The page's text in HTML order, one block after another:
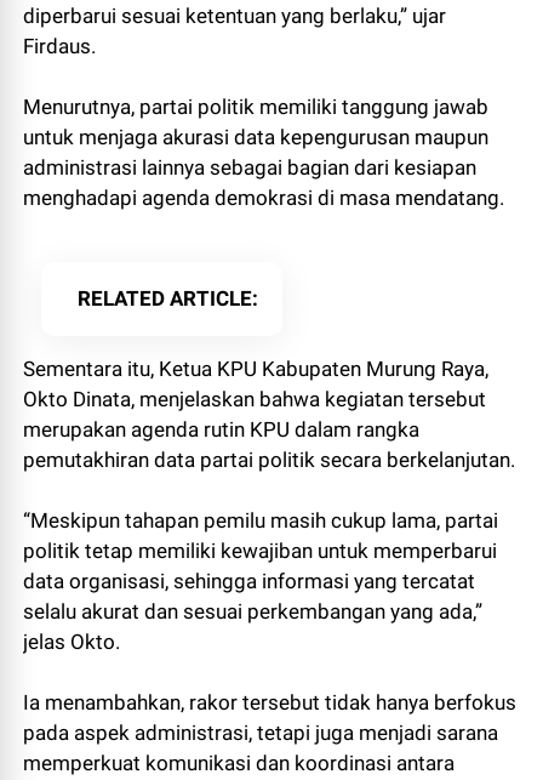
diperbarui sesuai ketentuan yang berlaku,” ujar
Firdaus.
Menurutnya, partai politik memiliki tanggung jawab
untuk menjaga akurasi data kepengurusan maupun
administrasi lainnya sebagai bagian dari kesiapan
menghadapi agenda demokrasi di masa mendatang.
RELATED ARTICLE
Sementara itu, Ketua KPU Kabupaten Murung Raya,
Okto Dinata, menjelaskan bahwa kegiatan tersebut
merupakan agenda rutin KPU dalam rangka
pemutakhiran data partai politik secara berkelanjutan.
“Meskipun tahapan pemilu masih cukup lama, partai
politik tetap memiliki kewajiban untuk memperbarui
data organisasi, sehingga informasi yang tercatat
selalu akurat dan sesuai perkembangan yang ada,”
jelas Okto.
Ia menambahkan, rakor tersebut tidak hanya berfokus
pada aspek administrasi, tetapi juga menjadi sarana
memperkuat komunikasi dan koordinasi antara